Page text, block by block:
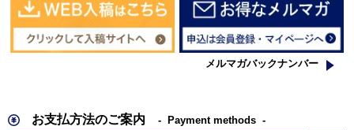
メルマガバックナンバー
お支払方法のご案内 Payment methods